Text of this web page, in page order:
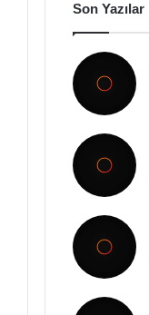
Son Yazılar